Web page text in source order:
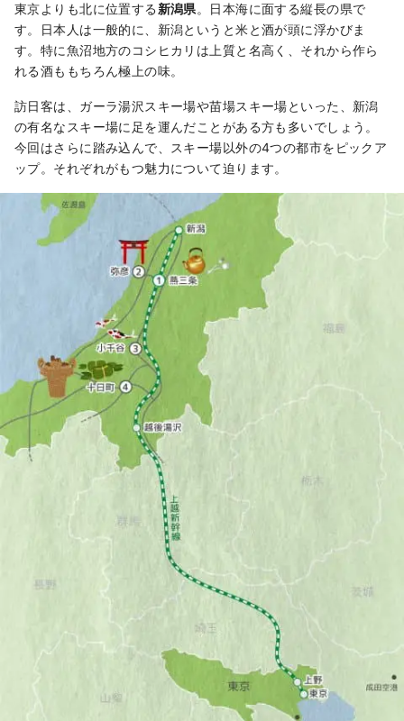
東京よりも北に位置する 新潟県。日本海に面する縦長の県で
す。日本人は一般的に、新潟というと米と酒が頭に浮かびま
す。特に魚沼地方のコシヒカリは上質と名高く、それから作ら
れる酒ももちろん極上の味。
訪日客は、ガーラ湯沢スキー場や苗場スキー場といった、新潟
の有名なスキー場に足を運んだことがある方も多いでしょう。
今回はさらに踏み込んで、スキー場以外の4つの都市をピックア
ップ。それぞれがもつ魅力について迫ります。